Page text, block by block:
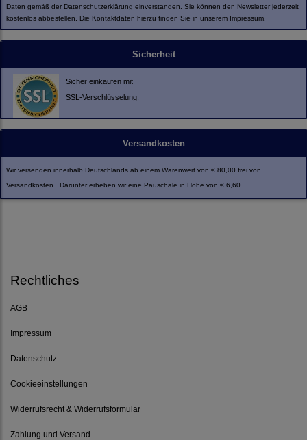
Daten gemäß der Datenschutzerklärung einverstanden. Sie können den Newsletter jederzeit
kostenlos abbestellen. Die Kontaktdaten hierzu finden Sie in unserem Impressum.
Sicherheit
Sicher einkaufen mit
SSL-Verschlüsselung.
Versandkosten
Wir versenden innerhalb Deutschlands ab einem Warenwert von € 80,00 frei von
Versandkosten. Darunter erheben wir eine Pauschale in Höhe von € 6,60.
Rechtliches
AGB
Impressum
Datenschutz
Cookieeinstellungen
Widerrufsrecht & Widerrufsformular
Zahlung und Versand